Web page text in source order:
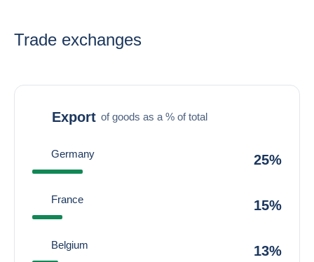
Trade exchanges
Export of goods as a % of total
Germany 25%
France 15%
Belgium 13%